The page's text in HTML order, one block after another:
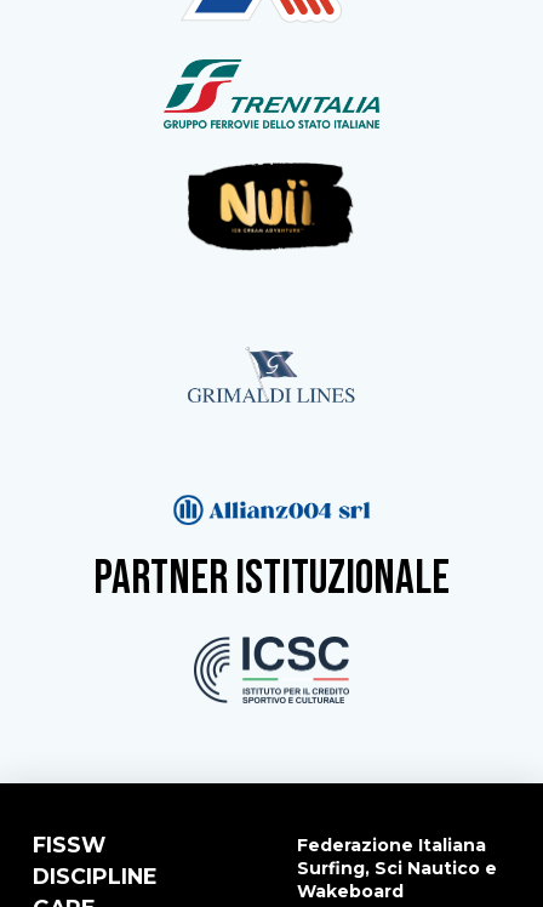
partner istituzionale
FISSW
DISCIPLINE
Federazione Italiana
Surfing, Sci Nautico e
Wakeboard